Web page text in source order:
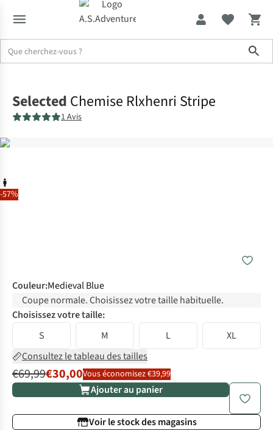
-57%
Selected Chemise Rlxhenri Stripe
1 Avis
Couleur:Medieval Blue
Coupe normale. Choisissez votre taille habituelle.
Choisissez votre taille:
S
M L
XL
Consultez le tableau des tailles
€69,99€30,00Vous économisez €39,99
Ajouter au panier
Voir le stock des magasins